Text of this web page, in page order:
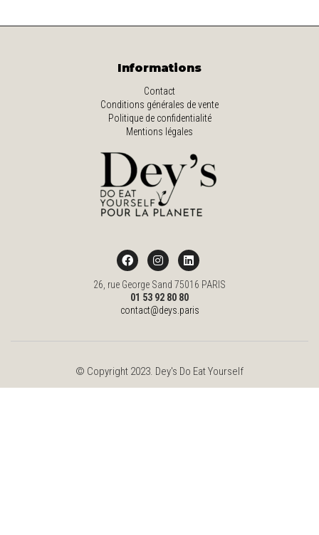
Informations
Contact
Conditions générales de vente
Politique de confidentialité
Mentions légales
26, rue George Sand 75016 PARIS
01 53 92 80 80
contact@deys.paris
© Copyright 2023. Dey's Do Eat Yourself